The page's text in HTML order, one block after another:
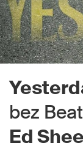
bez
Ed